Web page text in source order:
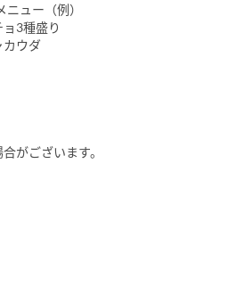
ュー（例）
3種盛り
ウダ
がございます。